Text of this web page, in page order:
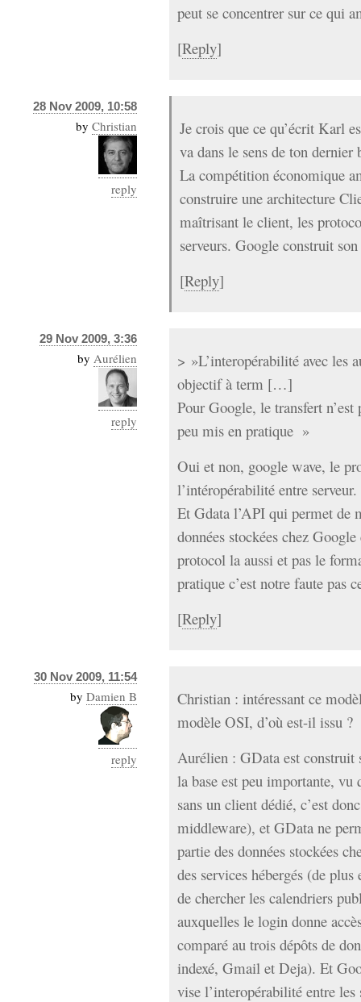
peut se concentrer sur ce qui
[Reply]
28 Nov 2009, 10:58
by Christian
reply
Je crois que ce qu’écrit Karl
va dans le sens de ton
La compétition économique
construire une architecture
maîtrisant le client, les
serveurs. Google construit
[Reply]
29 Nov 2009, 3:36
by Aurélien
reply
> »L’interopérabilité avec les
objectif à term […]
Pour Google, le transfert
peu mis en pratique »
Oui et non, google wave, le
l’intéropérabilité entre serveur.
Et Gdata l’API qui permet de
données stockées chez
protocol la aussi et pas le
pratique c’est notre faute pas
[Reply]
30 Nov 2009, 11:54
by Damien B
reply
Christian : intéressant ce
modèle OSI, d’où est-il issu ?
Aurélien : GData est
la base est peu importante, vu
sans un client dédié, c’est
middleware), et GData ne
partie des données stockées
des services hébergés (de
de chercher les calendriers
auxquelles le login donne
comparé au trois dépôts de
indexé, Gmail et Deja). Et
vise l’interopérabilité entre